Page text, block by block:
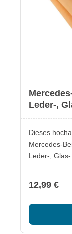
Leder-,
Dieses
Mercedes-
Leder-,
Kunstledertuch Besonderheiten: Perfekt
Reinigung
Kunststoffoberflächen
Trocknen und
12,99 €